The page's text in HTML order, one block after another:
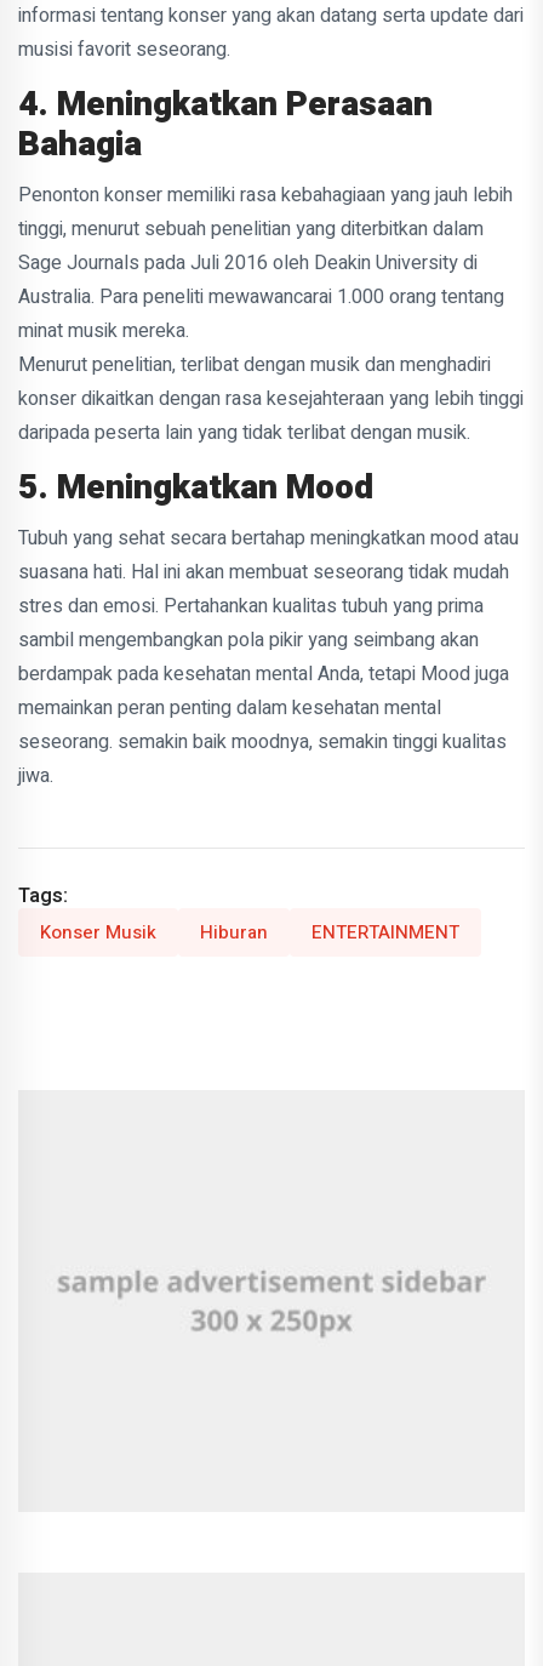
informasi tentang konser yang akan datang serta update dari
musisi favorit seseorang.
4. Meningkatkan Perasaan
Bahagia
Penonton konser memiliki rasa kebahagiaan yang jauh lebih
tinggi, menurut sebuah penelitian yang diterbitkan dalam
Sage Journals pada Juli 2016 oleh Deakin University di
Australia. Para peneliti mewawancarai 1.000 orang tentang
minat musik mereka.
Menurut penelitian, terlibat dengan musik dan menghadiri
konser dikaitkan dengan rasa kesejahteraan yang lebih tinggi
daripada peserta lain yang tidak terlibat dengan musik.
5. Meningkatkan Mood
Tubuh yang sehat secara bertahap meningkatkan mood atau
suasana hati. Hal ini akan membuat seseorang tidak mudah
stres dan emosi. Pertahankan kualitas tubuh yang prima
sambil mengembangkan pola pikir yang seimbang akan
berdampak pada kesehatan mental Anda, tetapi Mood juga
memainkan peran penting dalam kesehatan mental
seseorang. semakin baik moodnya, semakin tinggi kualitas
jiwa.
Tags:
Konser Musik Hiburan ENTERTAINMENT